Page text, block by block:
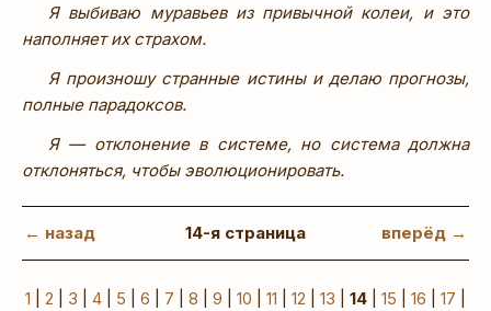
Я выбиваю муравьев из привычной колеи, и это
наполняет их страхом.
Я произношу странные истины и делаю прогнозы,
полные парадоксов.
Я — отклонение в системе, но система должна
отклоняться, чтобы эволюционировать.
← назад 14-я страница вперёд →
1 2 3 4 5 6 7 8 9 10 11 12 13 14 15 16 17